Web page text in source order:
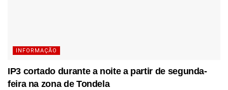
INFORMAÇÃO
IP3 cortado durante a noite a partir de segunda-
feira na zona de Tondela